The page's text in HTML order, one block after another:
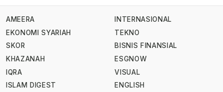
AMEERA
EKONOMI SYARIAH
SKOR
KHAZANAH
IQRA
ISLAM DIGEST
INTERNASIONAL
TEKNO
BISNIS FINANSIAL
ESGNOW
VISUAL
ENGLISH